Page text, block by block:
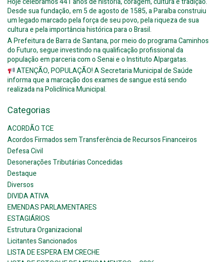
Desde sua fundação, em 5 de agosto de 1585, a Paraíba construiu
um legado marcado pela força de seu povo, pela riqueza de sua
cultura e pela importância histórica para o Brasil.
A Prefeitura de Barra de Santana, por meio do programa Caminhos
do Futuro, segue investindo na qualificação profissional da
população em parceria com o Senai e o Instituto Alpargatas.
ATENÇÃO, POPULAÇÃO! A Secretaria Municipal de Saúde
informa que a marcação dos exames de sangue está sendo
realizada na Policlínica Municipal.
Categorias
ACORDÃO TCE
Acordos Firmados sem Transferência de Recursos Financeiros
Defesa Civil
Desonerações Tributárias Concedidas
Destaque
Diversos
DIVIDA ATIVA
EMENDAS PARLAMENTARES
ESTAGIÁRIOS
Estrutura Organizacional
Licitantes Sancionados
LISTA DE ESPERA EM CRECHE